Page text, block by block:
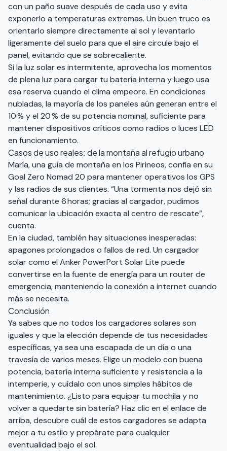
con un paño suave después de cada uso y evita
exponerlo a temperaturas extremas. Un buen truco es
orientarlo siempre directamente al sol y levantarlo
ligeramente del suelo para que el aire circule bajo el
panel, evitando que se sobrecaliente.
Si la luz solar es intermitente, aprovecha los momentos
de plena luz para cargar tu batería interna y luego usa
esa reserva cuando el clima empeore. En condiciones
nubladas, la mayoría de los paneles aún generan entre el
10 % y el 20 % de su potencia nominal, suficiente para
mantener dispositivos críticos como radios o luces LED
en funcionamiento.
Casos de uso reales: de la montaña al refugio urbano
María, una guía de montaña en los Pirineos, confía en su
Goal Zero Nomad 20 para mantener operativos los GPS
y las radios de sus clientes. “Una tormenta nos dejó sin
señal durante 6 horas; gracias al cargador, pudimos
comunicar la ubicación exacta al centro de rescate”,
cuenta.
En la ciudad, también hay situaciones inesperadas:
apagones prolongados o fallos de red. Un cargador
solar como el Anker PowerPort Solar Lite puede
convertirse en la fuente de energía para un router de
emergencia, manteniendo la conexión a internet cuando
más se necesita.
Conclusión
Ya sabes que no todos los cargadores solares son
iguales y que la elección depende de tus necesidades
específicas, ya sea una escapada de un día o una
travesía de varios meses. Elige un modelo con buena
potencia, batería interna suficiente y resistencia a la
intemperie, y cuídalo con unos simples hábitos de
mantenimiento. ¿Listo para equipar tu mochila y no
volver a quedarte sin batería? Haz clic en el enlace de
arriba, descubre cuál de estos cargadores se adapta
mejor a tu estilo y prepárate para cualquier
eventualidad bajo el sol.